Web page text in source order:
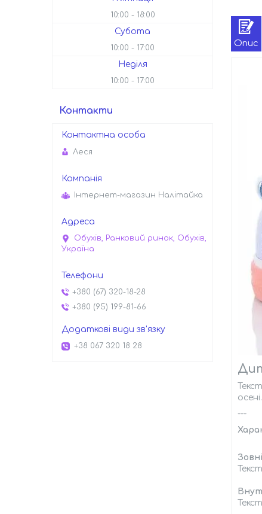
Опис
---
10:00 18:00
Субота
10:00 17:00
Неділя
10:00 17:00
Контакти
Леся
Інтернет-магазин Налітайка
Обухів, Ранковий ринок, Обухів,
Україна
+380 (67) 320-18-28
+380 (95) 199-81-66
+38 067 320 18 28